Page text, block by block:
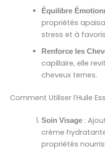
Équilibre
propriétés
stress et à
Renforce les
capillaire, elle
cheveux ternes.
Comment Utiliser l’Huile
Soin Visage :
crème
propriétés